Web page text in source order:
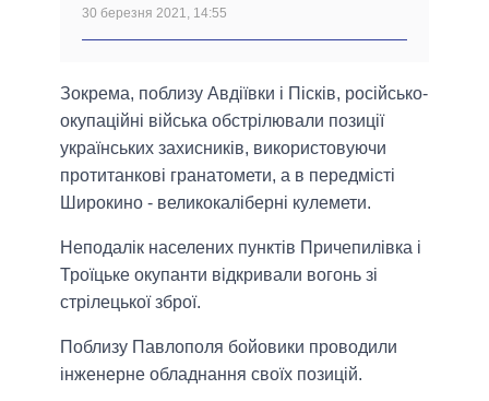
30 березня 2021, 14:55
Зокрема, поблизу Авдіївки і Пісків, російсько-
окупаційні війська обстрілювали позиції
українських захисників, використовуючи
протитанкові гранатомети, а в передмісті
Широкино - великокаліберні кулемети.
Неподалік населених пунктів Причепилівка і
Троїцьке окупанти відкривали вогонь зі
стрілецької зброї.
Поблизу Павлополя бойовики проводили
інженерне обладнання своїх позицій.